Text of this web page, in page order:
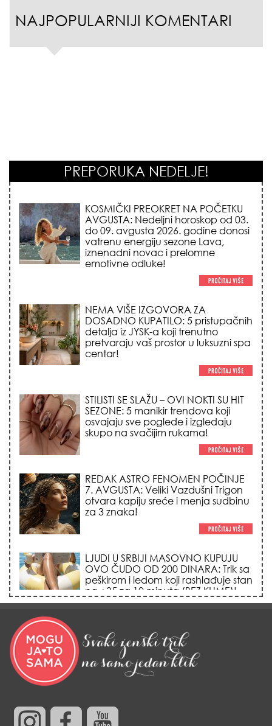
NAJPOPULARNIJI KOMENTARI
PREPORUKA NEDELJE!
KOSMIČKI PREOKRET NA POČETKU
AVGUSTA: Nedeljni horoskop od 03.
do 09. avgusta 2026. godine donosi
vatrenu energiju sezone Lava,
iznenadni novac i prelomne
emotivne odluke!
NEMA VIŠE IZGOVORA ZA
DOSADNO KUPATILO: 5 pristupačnih
detalja iz JYSK-a koji trenutno
pretvaraju vaš prostor u luksuzni spa
centar!
STILISTI SE SLAŽU – OVI NOKTI SU HIT
SEZONE: 5 manikir trendova koji
osvajaju sve poglede i izgledaju
skupo na svačijim rukama!
REDAK ASTRO FENOMEN POČINJE
7. AVGUSTA: Veliki Vazdušni Trigon
otvara kapiju sreće i menja sudbinu
za 3 znaka!
LJUDI U SRBIJI MASOVNO KUPUJU
OVO ČUDO OD 200 DINARA: Trik sa
peškirom i ledom koji rashlađuje stan
na +35 za 10 minuta (BEZ KLIME)!
DATUMI KOJI MENJAJU SUDBINU:
Ošišajte se OVIH dana u mesecu
ako želite da vam kosa raste kao iz
vode i privučete novu ljubav!
TRIK SA CRVENIM NOVČANIKOM I